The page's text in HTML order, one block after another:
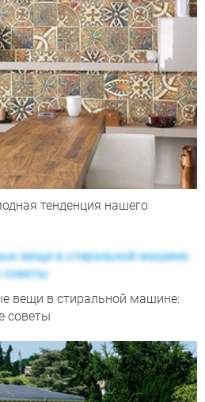
тенденция нашего
вещи в стиральной машине:
советы